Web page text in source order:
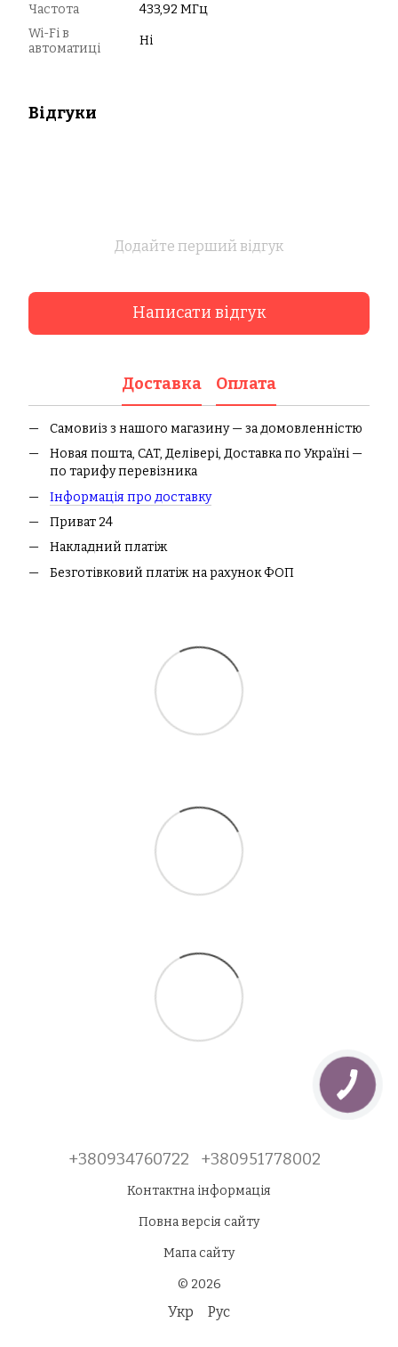
Частота
433,92 МГц
Wi-Fi в
автоматиці
Ні
Відгуки
Додайте перший відгук
Написати відгук
Доставка Оплата
Самовиіз з нашого магазину — за домовленністю
Новая пошта, CAT, Делівері, Доставка по Україні —
по тарифу перевізника
Інформація про доставку
Приват 24
Накладний платіж
Безготівковий платіж на рахунок ФОП
+380934760722 +380951778002
Контактна інформація
Повна версія сайту
Мапа сайту
© 2026
Укр Рус